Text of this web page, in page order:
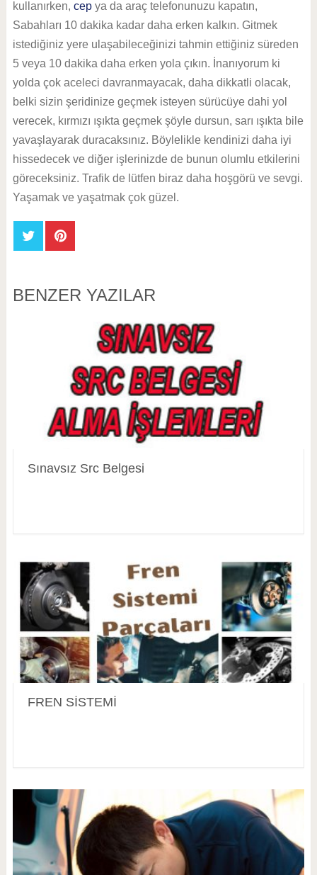
kullanırken, cepya da araç telefonunuzu kapatın,
Sabahları 10 dakika kadar daha erken kalkın. Gitmek
istediğiniz yere ulaşabileceğinizi tahmin ettiğiniz süreden
5 veya 10 dakika daha erken yola çıkın. İnanıyorum ki
yolda çok aceleci davranmayacak, daha dikkatli olacak,
belki sizin şeridinize geçmek isteyen sürücüye dahi yol
verecek, kırmızı ışıkta geçmek şöyle dursun, sarı ışıkta bile
yavaşlayarak duracaksınız. Böylelikle kendinizi daha iyi
hissedecek ve diğer işlerinizde de bunun olumlu etkilerini
göreceksiniz. Trafik de lütfen biraz daha hoşgörü ve sevgi.
Yaşamak ve yaşatmak çok güzel.
BENZER YAZILAR
Sınavsız Src Belgesi
FREN SİSTEMİ